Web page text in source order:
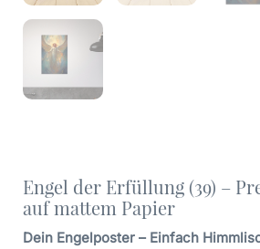
Engel der Erfüllung (39) –
auf mattem Papier
Dein Engelposter – Einfach